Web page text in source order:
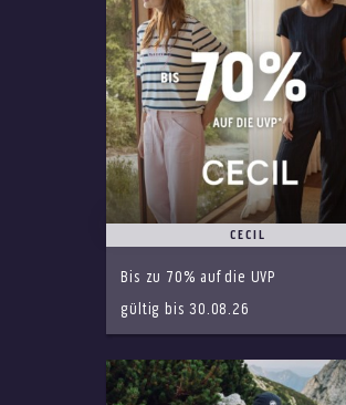
CECIL
Bis zu 70% auf die UVP
gültig bis 30.08.26